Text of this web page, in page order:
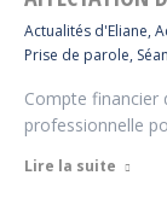
Actualités d'Eliane,
Prise de parole,
Compte financier
professionnelle
Lire la suite